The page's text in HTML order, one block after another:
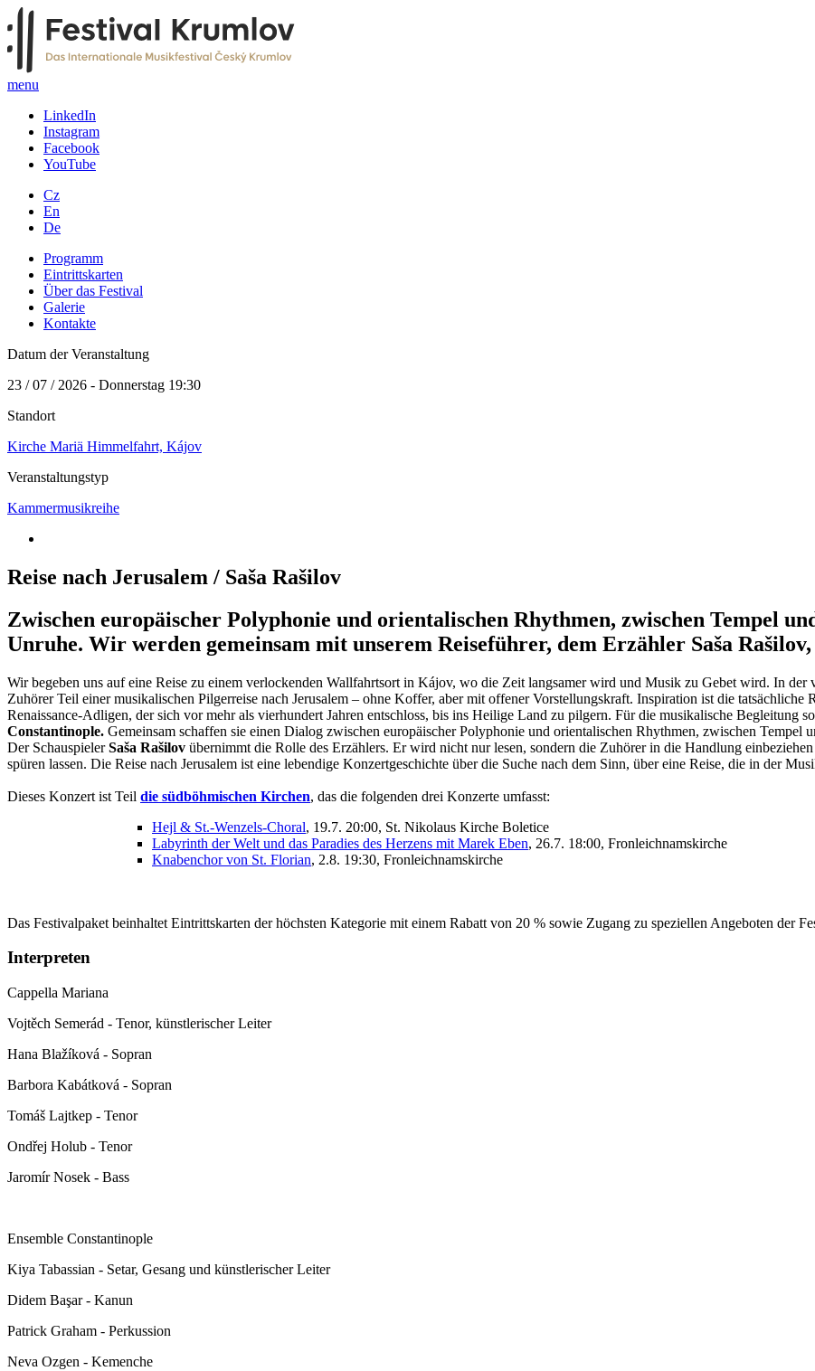
menu
LinkedIn
Instagram
Facebook
YouTube
Cz
En
De
Programm
Eintrittskarten
Über das Festival
Galerie
Kontakte
Datum der Veranstaltung
23 / 07 / 2026 - Donnerstag 19:30
Standort
Kirche Mariä Himmelfahrt, Kájov
Veranstaltungstyp
Kammermusikreihe
Reise nach Jerusalem / Saša Rašilov
Zwischen europäischer Polyphonie und orientalischen Rhythmen, zwischen Tempel
Unruhe. Wir werden gemeinsam mit unserem Reiseführer, dem Erzähler Saša
Wir begeben uns auf eine Reise zu einem verlockenden Wallfahrtsort in Kájov, wo die Zeit langsamer wird und Musik zu Gebet wird. In
Zuhörer Teil einer musikalischen Pilgerreise nach Jerusalem – ohne Koffer, aber mit offener Vorstellungskraft. Inspiration ist die
Renaissance-Adligen, der sich vor mehr als vierhundert Jahren entschloss, bis ins Heilige Land zu pilgern. Für die musikalische Begleitung
Constantinople. Gemeinsam schaffen sie einen Dialog zwischen europäischer Polyphonie und orientalischen Rhythmen, zwischen Tempel
Der SchauspielerSaša Rašilov übernimmt die Rolle des Erzählers. Er wird nicht nur lesen, sondern die Zuhörer in die Handlung
spüren lassen. Die Reise nach Jerusalem ist eine lebendige Konzertgeschichte über die Suche nach dem Sinn, über eine Reise, die in der
Dieses Konzert ist Teil die südböhmischen Kirchen, das die folgenden drei Konzerte umfasst:
Hejl & St.-Wenzels-Choral, 19.7. 20:00, St. Nikolaus Kirche Boletice
Labyrinth der Welt und das Paradies des Herzens mit Marek Eben, 26.7. 18:00, Fronleichnamskirche
Knabenchor von St. Florian, 2.8. 19:30, Fronleichnamskirche
Das Festivalpaket beinhaltet Eintrittskarten der höchsten Kategorie mit einem Rabatt von 20 % sowie Zugang zu speziellen Angeboten der
Interpreten
Cappella Mariana
Vojtěch Semerád - Tenor, künstlerischer Leiter
Hana Blažíková - Sopran
Barbora Kabátková - Sopran
Tomáš Lajtkep - Tenor
Ondřej Holub - Tenor
Jaromír Nosek - Bass
Ensemble Constantinople
Kiya Tabassian - Setar, Gesang und künstlerischer Leiter
Didem Başar - Kanun
Patrick Graham - Perkussion
Neva Ozgen - Kemenche